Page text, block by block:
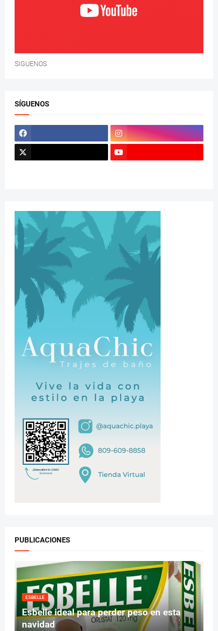
SIGUENOS
SÍGUENOS
PUBLICACIONES
ESBELLE
Esbelle ideal para perder peso en esta
navidad